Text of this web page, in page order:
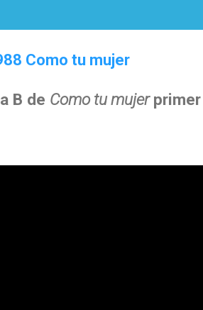
Como tu mujer
B de Como tu mujerprimer